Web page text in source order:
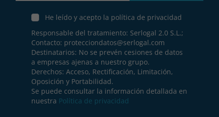
He leído y acepto la política de privacidad
Responsable del tratamiento: Serlogal 2.0 S.L.;
Contacto: protecciondatos@serlogal.com
Destinatarios: No se prevén cesiones de datos
a empresas ajenas a nuestro grupo.
Derechos: Acceso, Rectificación, Limitación,
Oposición y Portabilidad.
Se puede consultar la información detallada en
nuestra Política de privacidad